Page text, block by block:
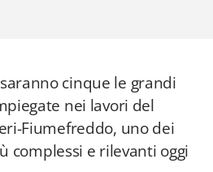
cinque le grandi
nei lavori del
Fiumefreddo, uno dei
complessi e rilevanti oggi